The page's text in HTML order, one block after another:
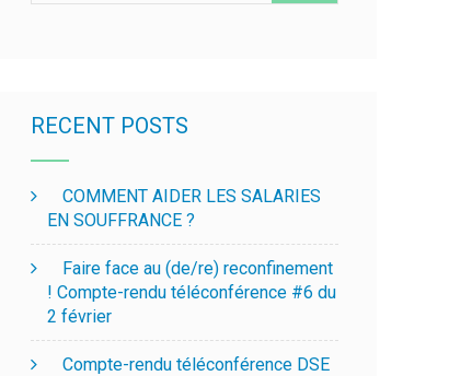
RECENT POSTS
COMMENT AIDER LES SALARIES
EN SOUFFRANCE ?
Faire face au (de/re) reconfinement
! Compte-rendu téléconférence #6 du
2 février
Compte-rendu téléconférence DSE